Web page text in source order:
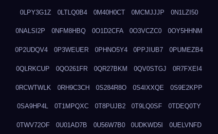
0LPY3G1Z 0LTLQ0B4 0M40H0CT 0MCMJJJP 0N1LZI50
0NALSI2P 0NFM8HBQ 0O1D2CFA 0O3VCZC0 0OY5HHNM
0P2UDQV4 0P3WEUER 0PHNO5Y4 0PPJIUB7 0PUMEZB4
0QLRKCUP 0QO261FR 0QR27BKM 0QV0STGJ 0R7FXEI4
0RCWTWLK 0RH9C3CH 0S284R8O 0S4IXXQE 0S9E2KPP
0SA9HP4L 0T1MPQXC 0T8PUJB2 0T9LQ0SF 0TDEQ0TY
0TWV72OF 0U01AD7B 0U56W7B0 0UDKWD5I 0UELVNFD